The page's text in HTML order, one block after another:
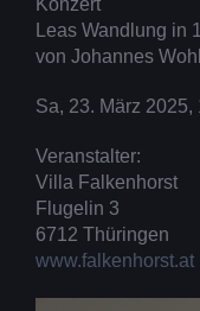
Leas Wandlung in
von Johannes
Sa, 23. März
Veranstalter:
Villa Falkenhorst
Flugelin 3
6712 Thüringen
www.falkenhorst.at